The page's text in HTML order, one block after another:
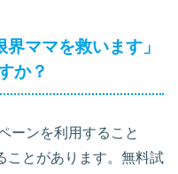
ママを救います」
か？
ーンを利用すること
ことがあります。無料試